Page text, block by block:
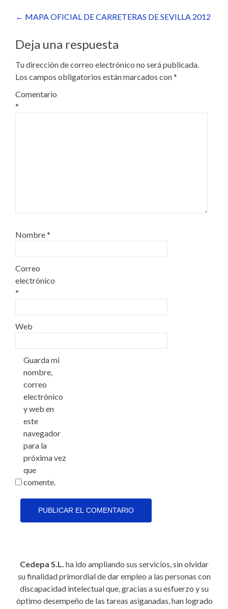
Navegación
de
entradas
← MAPA OFICIAL DE CARRETERAS DE SEVILLA 2012
Deja una respuesta
Tu dirección de correo electrónico no será publicada.
Los campos obligatorios están marcados con*
Comentario
*
Nombre*
Correo
electrónico
*
Web
Guarda mi
nombre,
correo
electrónico
y web en
este
navegador
para la
próxima vez
que
comente.
Cedepa S.L. ha ido ampliando sus servicios, sin olvidar
su finalidad primordial de dar empleo a las personas con
discapacidad intelectual que, gracias a su esfuerzo y su
óptimo desempeño de las tareas asiganadas, han logrado